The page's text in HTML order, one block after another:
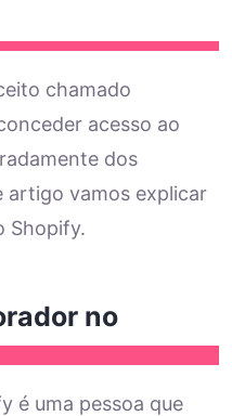
chamado
acesso ao
dos
artigo vamos explicar
Shopify.
no
é uma pessoa que